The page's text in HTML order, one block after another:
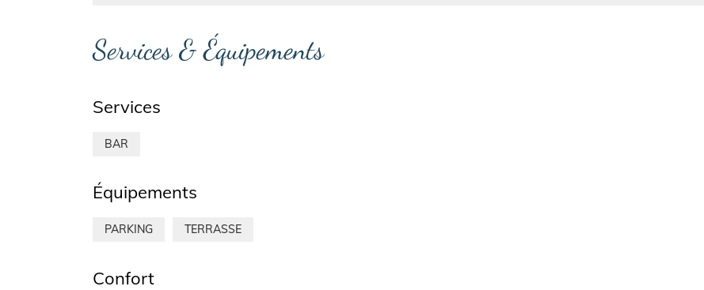
Services & Équipements
Services
BAR
Équipements
PARKING TERRASSE
Confort